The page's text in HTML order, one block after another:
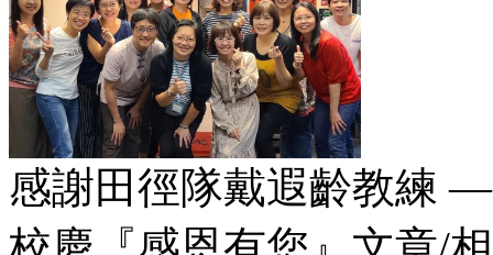
感謝田徑隊戴遐齡教練